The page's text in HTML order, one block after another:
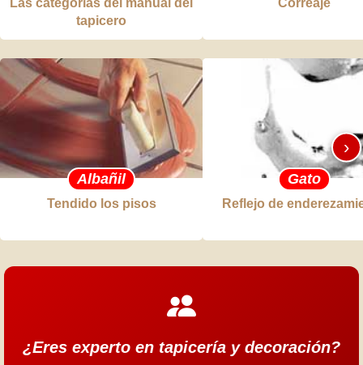
tapicero
Albañil
Tendido los pisos
Gato
Reflejo de
›
¿Eres experto en tapicería y decoración?